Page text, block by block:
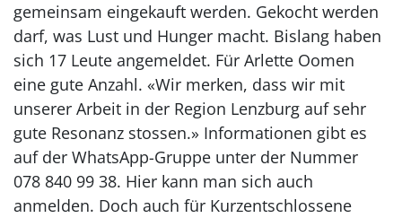
gemeinsam eingekauft werden. Gekocht werden
darf, was Lust und Hunger macht. Bislang haben
sich 17 Leute angemeldet. Für Arlette Oomen
eine gute Anzahl. «Wir merken, dass wir mit
unserer Arbeit in der Region Lenzburg auf sehr
gute Resonanz stossen.» Informationen gibt es
auf der WhatsApp-Gruppe unter der Nummer
078 840 99 38. Hier kann man sich auch
anmelden. Doch auch für Kurzentschlossene